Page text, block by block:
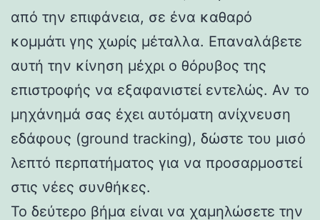
από την επιφάνεια, σε ένα καθαρό
κομμάτι γης χωρίς μέταλλα. Επαναλάβετε
αυτή την κίνηση μέχρι ο θόρυβος της
επιστροφής να εξαφανιστεί εντελώς. Αν το
μηχάνημά σας έχει αυτόματη ανίχνευση
εδάφους (ground tracking), δώστε του μισό
λεπτό περπατήματος για να προσαρμοστεί
στις νέες συνθήκες.
Το δεύτερο βήμα είναι να χαμηλώσετε την